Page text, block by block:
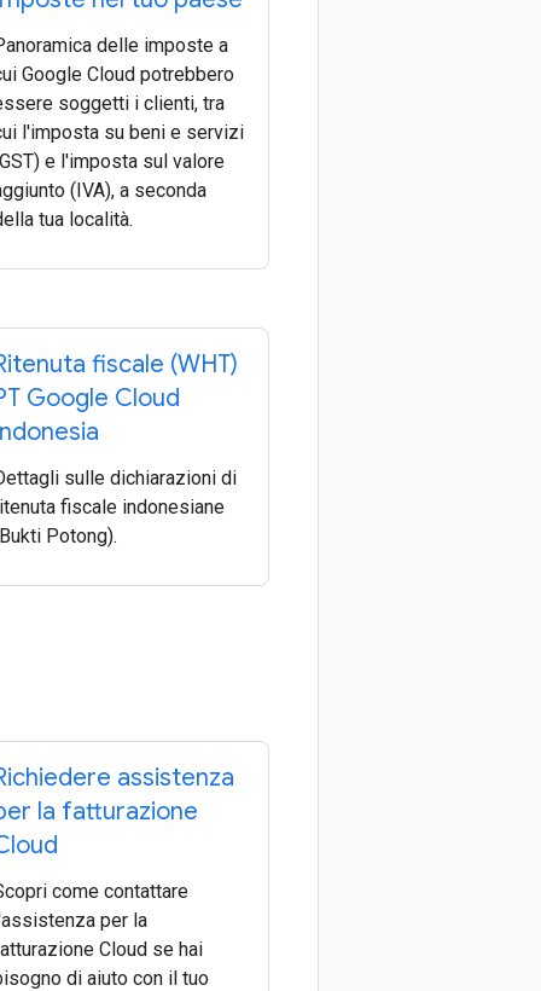
delle imposte a
Google Cloud potrebbero
soggetti i clienti, tra
l'imposta su beni e servizi
e l'imposta sul valore
(IVA), a seconda
tua località.
fiscale (WHT)
Google Cloud
sulle dichiarazioni di
fiscale indonesiane
Potong).
assistenza
la fatturazione
come contattare
per la
Cloud se hai
di aiuto con il tuo